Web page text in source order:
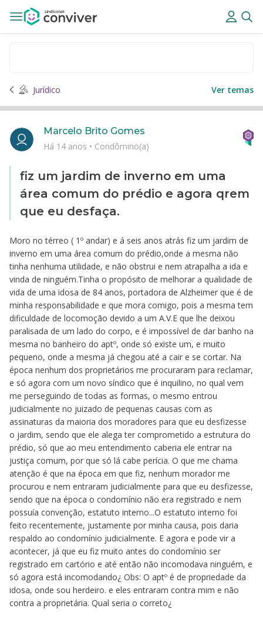
Jurídico Ver temas
fiz um jardim de inverno em uma
área comum do prédio e agora qrem
que eu desfaça.
Moro no térreo ( 1º andar) e á seis anos atrás fiz um jardim de
inverno em uma área comum do prédio,onde a mesma não
tinha nenhuma utilidade, e não obstrui e nem atrapalha a ida e
vinda de ninguém.Tinha o propósito de melhorar a qualidade de
vida de uma idosa de 84 anos, portadora de Alzheimer que é de
minha responsabilidade e que mora comigo, pois a mesma tem
dificuldade de locomoção devido a um A.V.E que lhe deixou
paralisada de um lado do corpo, e é impossível de dar banho na
mesma no banheiro do aptº, onde só existe um, e muito
pequeno, onde a mesma já chegou até a cair e se cortar. Na
época nenhum dos proprietários me procuraram para reclamar,
e só agora com um novo síndico que é inquilino, no qual vem
me perseguindo de todas as formas, o mesmo entrou
judicialmente no juizado de pequenas causas com as
assinaturas da maioria dos moradores para que eu desfizesse
o jardim, sendo que ele alega ter comprometido a estrutura do
prédio, só que ao meu entendimento caberia ele entrar na
justiça comum, por que só lá cabe perícia. O que me chama
atenção é que na época em que fiz, nenhum morador me
procurou e nem entraram judicialmente para que eu desfizesse,
sendo que na época o condomínio não era registrado e nem
possuía convenção, estatuto interno...O estatuto interno foi
feito recentemente, justamente por minha causa, pois daria
respaldo ao condomínio judicialmente. E agora e pode vir a
acontecer, já que eu fiz muito antes do condomínio ser
registrado em cartório e até então não incomodava ninguém, e
só agora está incomodando¿ Obs: O aptº é de propriedade da
idosa, onde sou herdeiro. e eles entraram contra mim e não
contra a proprietária. Qual seria o correto¿
Marcelo Brito Gomes
Há 14 anos • Condômino(a)